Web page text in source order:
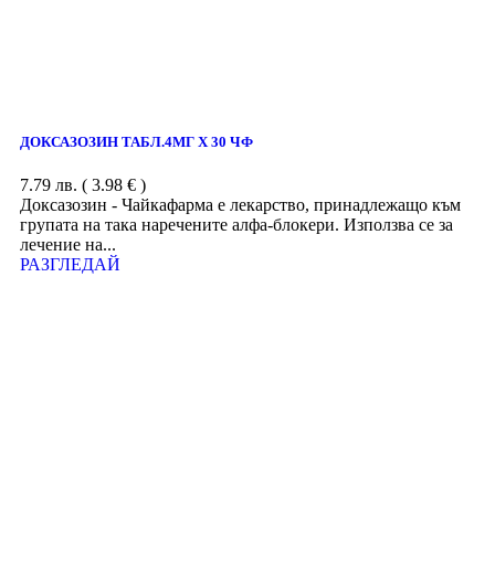
ДОКСАЗОЗИН ТАБЛ.4МГ Х 30 ЧФ
7.79 лв. ( 3.98 € )
Доксазозин - Чайкафарма е лекарство, принадлежащо към
групата на така наречените алфа-блокери. Използва се за
лечение на...
РАЗГЛЕДАЙ